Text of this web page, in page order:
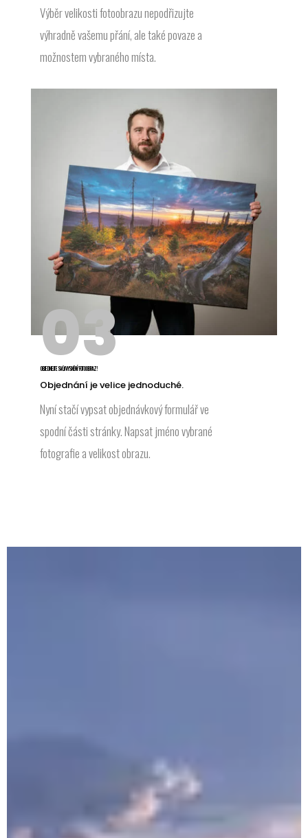
Výběr velikosti fotoobrazu nepodřizujte
výhradně vašemu přání, ale také povaze a
možnostem vybraného místa.
03
OBJEDNEJTE SVŮJ VYSNĚNÝ FOTOOBRAZ!
Objednání je velice jednoduché.
Nyní stačí vypsat objednávkový formulář ve
spodní části stránky. Napsat jméno vybrané
fotografie a velikost obrazu.